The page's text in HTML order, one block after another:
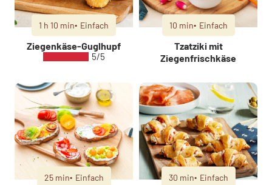
1 h 10 min Einfach
Ziegenkäse-Guglhupf
5/5
10 min Einfach
Tzatziki mit
Ziegenfrischkäse
25 min Einfach 30 min Einfach